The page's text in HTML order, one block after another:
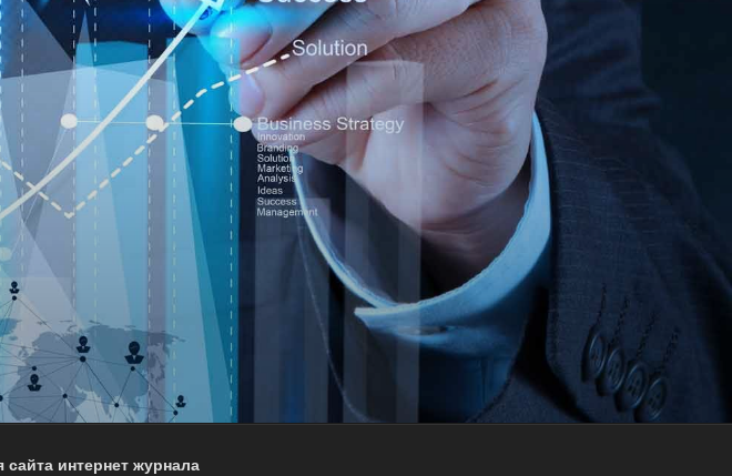
интернет журнала